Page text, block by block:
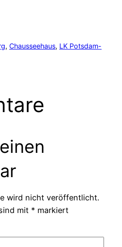
, Chausseehaus, LK Potsdam-
wird nicht veröffentlicht.
mit * markiert